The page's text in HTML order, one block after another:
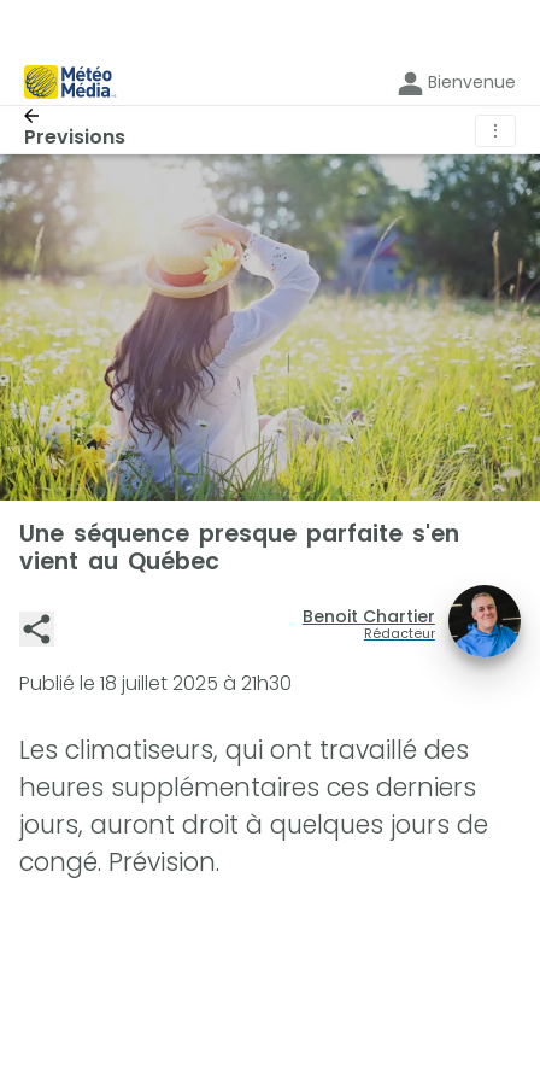
Bienvenue
Previsions ⋮
Une séquence presque parfaite s'en
vient au Québec
Benoit Chartier
Rédacteur
Publié le 18 juillet 2025 à 21h30
Les climatiseurs, qui ont travaillé des
heures supplémentaires ces derniers
jours, auront droit à quelques jours de
congé. Prévision.